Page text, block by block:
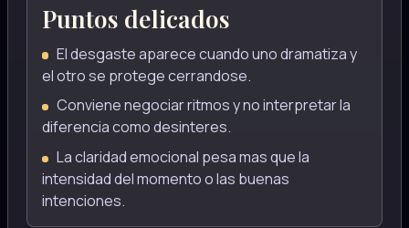
Puntos delicados
El desgaste aparece cuando uno dramatiza y
el otro se protege cerrandose.
Conviene negociar ritmos y no interpretar la
diferencia como desinteres.
La claridad emocional pesa mas que la
intensidad del momento o las buenas
intenciones.